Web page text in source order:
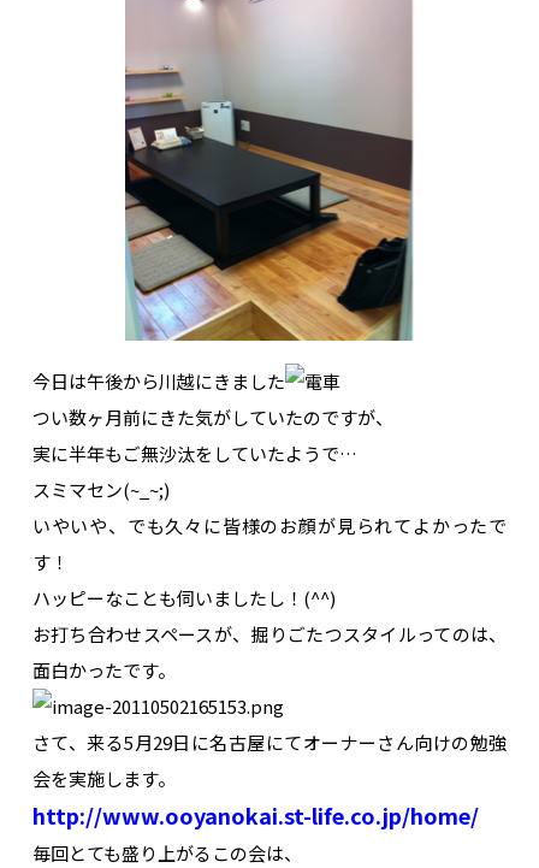
今日は午後から川越にきました
つい数ヶ月前にきた気がしていたのですが、
実に半年もご無沙汰をしていたようで…
スミマセン(~_~;)
いやいや、でも久々に皆様のお顔が見られてよかったで
す！
ハッピーなことも伺いましたし！(^^)
お打ち合わせスペースが、掘りごたつスタイルってのは、
面白かったです。
さて、来る5月29日に名古屋にてオーナーさん向けの勉強
会を実施します。
http://www.ooyanokai.st-life.co.jp/home/
毎回とても盛り上がるこの会は、